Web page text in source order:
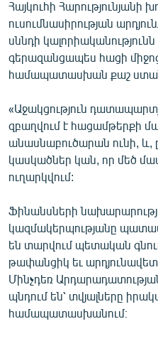
Հայկուհի
ուսումնասիրության
սննդի
գերազանցապես հացի
համապատասխան քաշ
«Աջակցություն
զբաղվում է հացամթերքի
անասնաբուծարան ունի, և,
կասկածներ կան, որ մեծ
ուղարկվում:
Ֆինանսների
կազմակերպությանը
են տարվում պետական
թափանցիկ եւ
Մինչդեռ
պնդում են՝ տվյալները
համապատասխանում։